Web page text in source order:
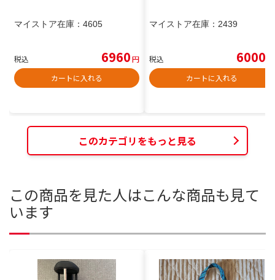
マイストア在庫： 4605
税込 6960円
カートに入れる
マイストア在庫： 2439
税込 6000
カートに入れる
このカテゴリをもっと見る
この商品を見た人はこんな商品も見て
います